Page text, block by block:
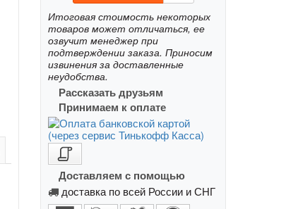
Итоговая стоимость некоторых
товаров может отличаться, ее
озвучит менеджер при
подтверждении заказа. Приносим
извинения за доставленные
неудобства.
Рассказать друзьям
Принимаем к оплате
Доставляем с помощью
доставка по всей России и СНГ